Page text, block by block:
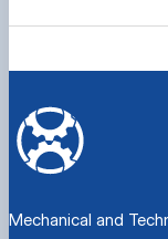
Mechanical and